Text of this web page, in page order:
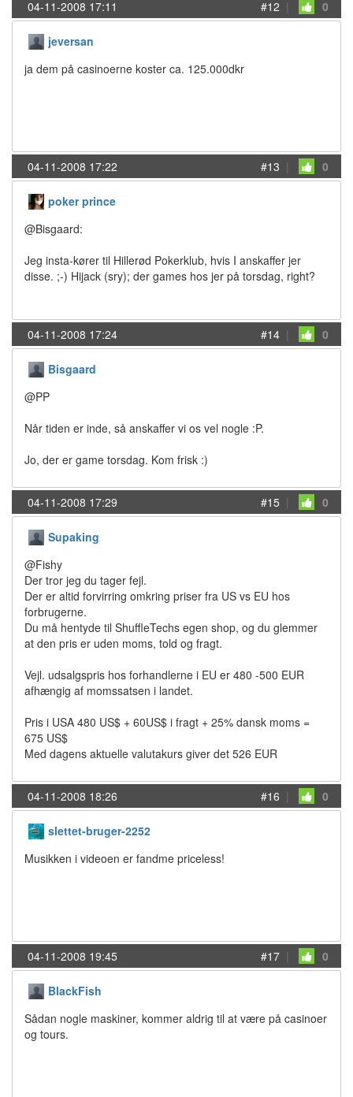
04-11-2008 17:11 #12 | 0
jeversan
ja dem på casinoerne koster ca. 125.000dkr
04-11-2008 17:22 #13 | 0
poker prince
@Bisgaard:
Jeg insta-kører til Hillerød Pokerklub, hvis I anskaffer jer
disse. ;-) Hijack (sry); der games hos jer på torsdag, right?
04-11-2008 17:24 #14 | 0
Bisgaard
@PP
Når tiden er inde, så anskaffer vi os vel nogle :P.
Jo, der er game torsdag. Kom frisk :)
04-11-2008 17:29 #15 | 0
Supaking
@Fishy
Der tror jeg du tager fejl.
Der er altid forvirring omkring priser fra US vs EU hos
forbrugerne.
Du må hentyde til ShuffleTechs egen shop, og du glemmer
at den pris er uden moms, told og fragt.
Vejl. udsalgspris hos forhandlerne i EU er 480 -500 EUR
afhængig af momssatsen i landet.
Pris i USA 480 US$ + 60US$ i fragt + 25% dansk moms =
675 US$
Med dagens aktuelle valutakurs giver det 526 EUR
04-11-2008 18:26 #16 | 0
slettet-bruger-2252
Musikken i videoen er fandme priceless!
04-11-2008 19:45 #17 | 0
BlackFish
Sådan nogle maskiner, kommer aldrig til at være på casinoer
og tours.